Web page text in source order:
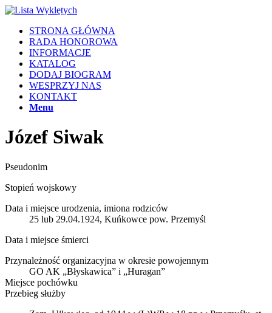
STRONA GŁÓWNA
RADA HONOROWA
INFORMACJE
KATALOG
DODAJ BIOGRAM
WESPRZYJ NAS
KONTAKT
Menu
Józef Siwak
Pseudonim
Stopień wojskowy
Data i miejsce urodzenia, imiona rodziców
25 lub 29.04.1924, Kuńkowce pow. Przemyśl
Data i miejsce śmierci
Przynależność organizacyjna w okresie powojennym
GO AK „Błyskawica” i „Huragan”
Miejsce pochówku
Przebieg służby